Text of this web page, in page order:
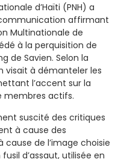
d’Haïti (PNH) a
affirmant
Multinationale de
à la perquisition de
de Savien. Selon la
visait à démanteler les
l’accent sur la
membres actifs.
suscité des critiques
à cause des
de l’image choisie
d’assaut, utilisée en